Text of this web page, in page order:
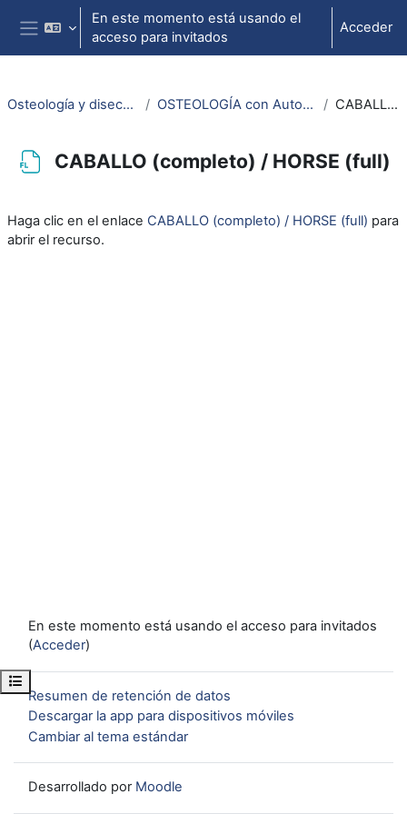
Salta al contenido principal
Panel lateral
En este momento está usando el
acceso para invitados
Acceder
Abrir índice del curso
Osteología y disección animal / Animal osteology and dissection OSTEOLOGÍA con Autoestereoscopía-3D / OSTEOLOGY with Selfstereoscopy-3D CABALLO (completo) / HORSE (full)
CABALLO (completo) / HORSE (full)
Haga clic en el enlace CABALLO (completo) / HORSE (full) para
abrir el recurso.
En este momento está usando el acceso para invitados
(Acceder)
Resumen de retención de datos
Descargar la app para dispositivos móviles
Cambiar al tema estándar
Desarrollado por Moodle